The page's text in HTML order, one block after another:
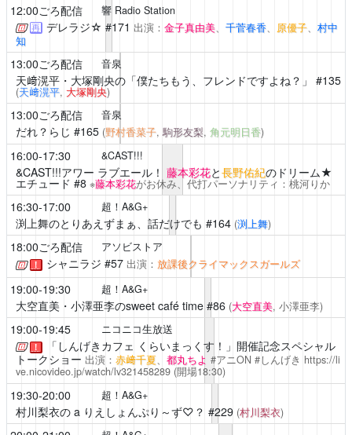
12:00ごろ配信 響 Radio Station
再 デレラジ☆ #171 出演： 金子真由美、 千菅春香、 原優子、 村中
知
13:00ごろ配信 音泉
天﨑滉平・大塚剛央の「僕たちもう、フレンドですよね？」 #135
(天﨑滉平, 大塚剛央)
13:00ごろ配信 音泉
だれ？らじ #165 (野村香菜子, 駒形友梨, 角元明日香)
16:00-17:30 &CAST!!!
&CAST!!!アワー ラブエール！ 藤本彩花と長野佑紀のドリーム★
エチュード #8 ※藤本彩花がお休み、代打パーソナリティ：桃河りか
16:30-17:00 超！A&G+
渕上舞のとりあえずまぁ、話だけでも #164 (渕上舞)
18:00ごろ配信 アソビストア
！ シャニラジ #57 出演： 放課後クライマックスガールズ
19:00-19:30 超！A&G+
大空直美・小澤亜李のsweet café time#86 (大空直美, 小澤亜李)
19:00-19:45 ニコニコ生放送
！
「しんげきカフェ くらいまっくす！」開催記念スペシャル
トークショー 出演： 赤﨑千夏、 都丸ちよ #アニON #しんげき https://li
ve.nicovideo.jp/watch/lv321458289(開場18:30)
19:30-20:00 超！A&G+
村川梨衣の a りえしょんぷり～ず♡？ #229 (村川梨衣)